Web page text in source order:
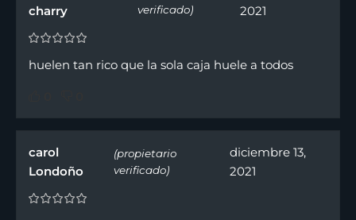
charry
verificado)
2021
huelen tan rico que la sola caja huele a todos
carol
Londoño
(propietario
verificado)
diciembre 13,
2021